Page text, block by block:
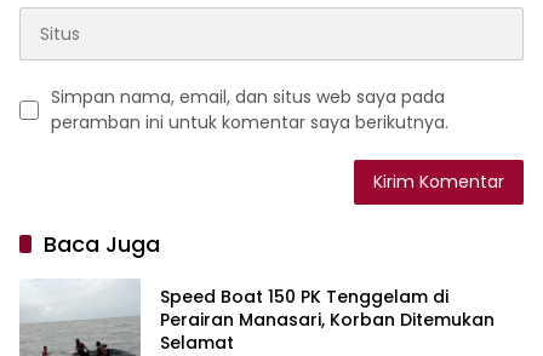
Simpan nama, email, dan situs web saya pada
peramban ini untuk komentar saya berikutnya.
Baca Juga
Speed Boat 150 PK Tenggelam di
Perairan Manasari, Korban Ditemukan
Selamat